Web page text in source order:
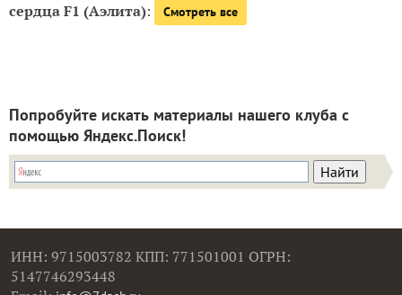
сердца F1 (Аэлита): Смотреть все
Попробуйте искать материалы нашего клуба с
помощью Яндекс.Поиск!
ИНН: 9715003782 КПП: 771501001 ОГРН:
5147746293448